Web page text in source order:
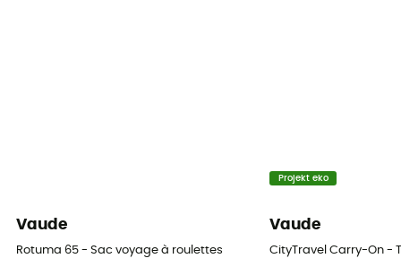
Vaude
Rotuma 65 - Sac voyage à roulettes
Projekt eko
Vaude
CityTravel Carry-On -